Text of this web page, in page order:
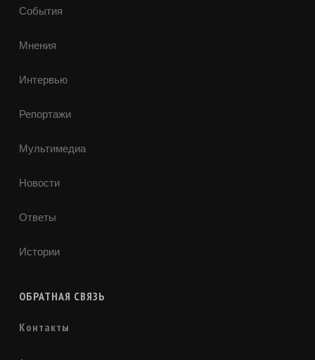
События
Мнения
Интервью
Репортажи
Мультимедиа
Новости
Ответы
Истории
ОБРАТНАЯ СВЯЗЬ
Контакты